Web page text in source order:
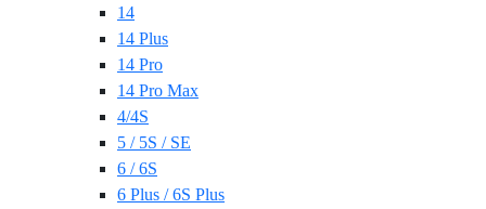
14
14 Plus
14 Pro
14 Pro Max
4/4S
5 / 5S / SE
6 / 6S
6 Plus / 6S Plus